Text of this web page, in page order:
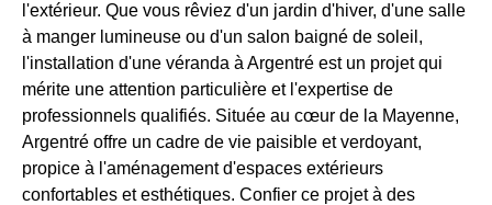
l'extérieur. Que vous rêviez d'un jardin d'hiver, d'une salle
à manger lumineuse ou d'un salon baigné de soleil,
l'installation d'une véranda à Argentré est un projet qui
mérite une attention particulière et l'expertise de
professionnels qualifiés. Située au cœur de la Mayenne,
Argentré offre un cadre de vie paisible et verdoyant,
propice à l'aménagement d'espaces extérieurs
confortables et esthétiques. Confier ce projet à des